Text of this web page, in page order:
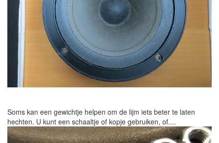
Soms kan een gewichtje helpen om de lijm iets beter te laten
hechten. U kunt een schaaltje of kopje gebruiken, of....